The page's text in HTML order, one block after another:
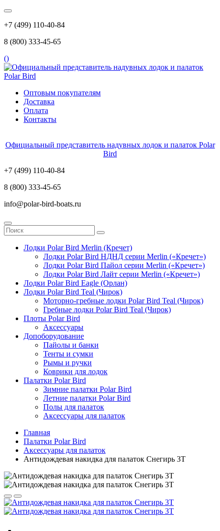
+7 (499) 110-40-84
8 (800) 333-45-65
()
Оптовым покупателям
Доставка
Оплата
Контакты
Официальный представитель надувных лодок и палаток Polar
Bird
+7 (499) 110-40-84
8 (800) 333-45-65
info@polar-bird-boats.ru
Лодки Polar Bird Merlin (Кречет)
Лодки Polar Bird НДНД серии Merlin («Кречет»)
Лодки Polar Bird Пайол серии Merlin («Кречет»)
Лодки Polar Bird Лайт серии Merlin («Кречет»)
Лодки Polar Bird Eagle (Орлан)
Лодки Polar Bird Teal (Чирок)
Моторно-гребные лодки Polar Bird Teal (Чирок)
Гребные лодки Polar Bird Teal (Чирок)
Плоты Polar Bird
Аксессуары
Допоборудование
Пайолы и банки
Тенты и сумки
Рымы и ручки
Коврики для лодок
Палатки Polar Bird
Зимние палатки Polar Bird
Летние палатки Polar Bird
Полы для палаток
Аксессуары для палаток
Главная
Палатки Polar Bird
Аксессуары для палаток
Антидождевая накидка для палаток Снегирь 3Т